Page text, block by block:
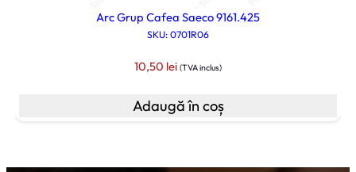
Arc Grup Cafea Saeco 9161.425
SKU: 0701R06
10,50 lei (TVA inclus)
Adaugă în coș